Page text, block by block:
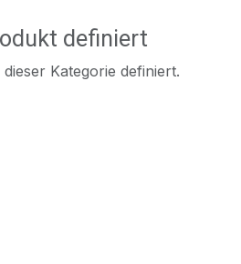
definiert
Kategorie definiert.